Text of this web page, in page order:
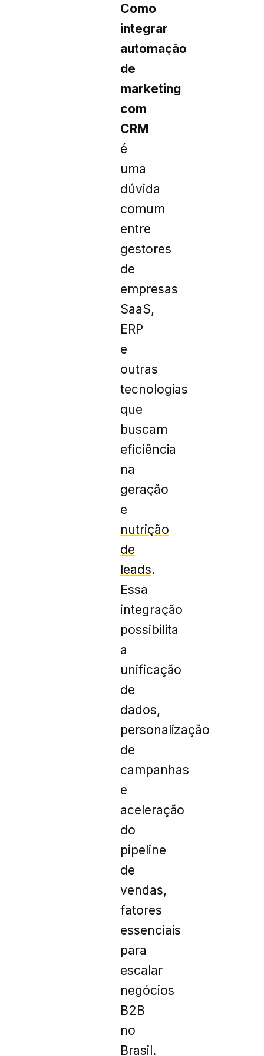
Como
integrar
automação
de
marketing
com
CRM
é
uma
dúvida
comum
entre
gestores
de
empresas
SaaS,
ERP
e
outras
tecnologias
que
buscam
eficiência
na
geração
e
nutrição
de
leads.
Essa
integração
possibilita
a
unificação
de
dados,
personalização
de
campanhas
e
aceleração
do
pipeline
de
vendas,
fatores
essenciais
para
escalar
negócios
B2B
no
Brasil.